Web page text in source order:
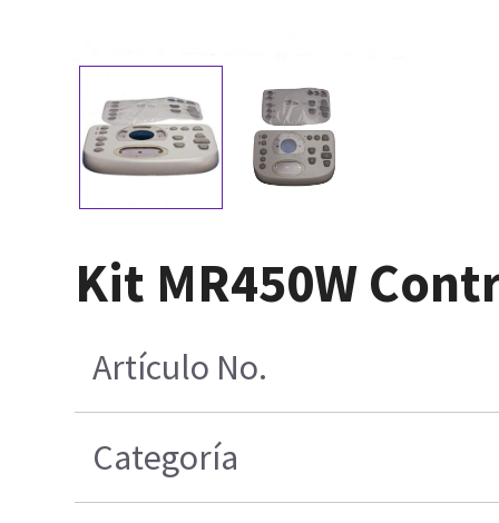
Kit MR450W
Artículo No.
Categoría